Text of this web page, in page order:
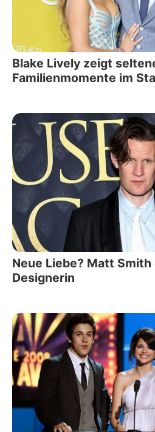
Blake Lively zeigt
Familienmomente im
Neue Liebe? Matt
Designerin